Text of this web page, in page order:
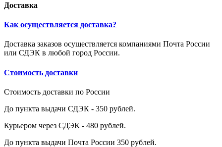
Доставка
Как осуществляется доставка?
Доставка заказов осуществляется компаниями Почта России
или СДЭК в любой город России.
Стоимость доставки
Стоимость доставки по России
До пункта выдачи СДЭК - 350 рублей.
Курьером через СДЭК - 480 рублей.
До пункта выдачи Почта России 350 рублей.